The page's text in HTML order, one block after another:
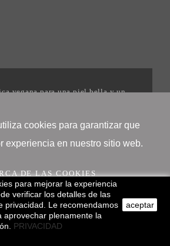
para mejorar la experiencia
verificar los detalles de las
privacidad. Le recomendamos
aprovechar plenamente la
PRIVACIDAD
aceptar
vegana para una piel bella y un
cookies para garantizar que
experiencia en nuestro sitio web.
DE LAS COOKIES
¡OK!